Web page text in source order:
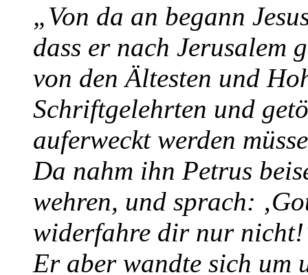
„Von da an begann
dass er nach Jerusalem
von den Ältesten und
Schriftgelehrten und
auferweckt werden
Da nahm ihn Petrus
wehren, und sprach:
widerfahre dir nur
Er aber wandte sich um